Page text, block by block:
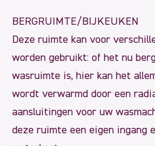
BERGRUIMTE/BIJKEUKEN
Deze ruimte kan voor
worden gebruikt: of het nu
wasruimte is, hier kan het
wordt verwarmd door een
aansluitingen voor uw
deze ruimte een eigen ingang